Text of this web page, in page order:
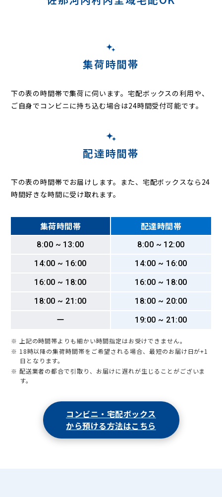
集荷時間帯
下の表の時間帯で集荷に伺います。宅配ボックスの利用や、
ご自身でコンビニに持ち込む場合は24時間受付可能です。
配達時間帯
下の表の時間帯でお届けします。また、宅配ボックスなら24
時間好きな時間に受け取れます。
集荷時間帯 配達時間帯
8:00 ~ 13:00
8:00 ~ 12:00
14:00 ~ 16:00
14:00 ~ 16:00
16:00 ~ 18:00
16:00 ~ 18:00
18:00 ~ 21:00
18:00 ~ 20:00
ー
19:00 ~ 21:00
※ 上記の時間帯よりも細かい時間指定はお受けできません。
※ 18時以降の集荷時間帯をご希望される場合、最短のお届け日が+1
日となります。
※ 配送業者の都合で引取り、お届けに遅れが生じることがございま
す。
コンビニ・宅配ボックス
から預ける方法はこちら